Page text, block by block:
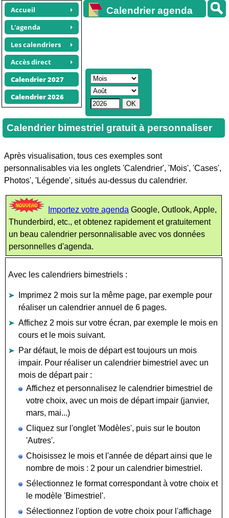
Accueil
L'agenda
Les calendriers
Accès direct
Calendrier 2027
Calendrier 2026
Calendrier agenda
Calendrier bimestriel gratuit à personnaliser
Après visualisation, tous ces exemples sont
personnalisables via les onglets 'Calendrier', 'Mois', 'Cases',
Photos', 'Légende', situés au-dessus du calendrier.
Importez votre agenda Google, Outlook, Apple,
Thunderbird, etc., et obtenez rapidement et gratuitement
un beau calendrier personnalisable avec vos données
personnelles d'agenda.
Avec les calendriers bimestriels :
Imprimez 2 mois sur la même page, par exemple pour
réaliser un calendrier annuel de 6 pages.
Affichez 2 mois sur votre écran, par exemple le mois en
cours et le mois suivant.
Par défaut, le mois de départ est toujours un mois
impair. Pour réaliser un calendrier bimestriel avec un
mois de départ pair :
Affichez et personnalisez le calendrier bimestriel de
votre choix, avec un mois de départ impair (janvier,
mars, mai...)
Cliquez sur l'onglet 'Modèles', puis sur le bouton
'Autres'.
Choisissez le mois et l'année de départ ainsi que le
nombre de mois : 2 pour un calendrier bimestriel.
Sélectionnez le format correspondant à votre choix et
le modèle 'Bimestriel'.
Sélectionnez l'option de votre choix pour l'affichage